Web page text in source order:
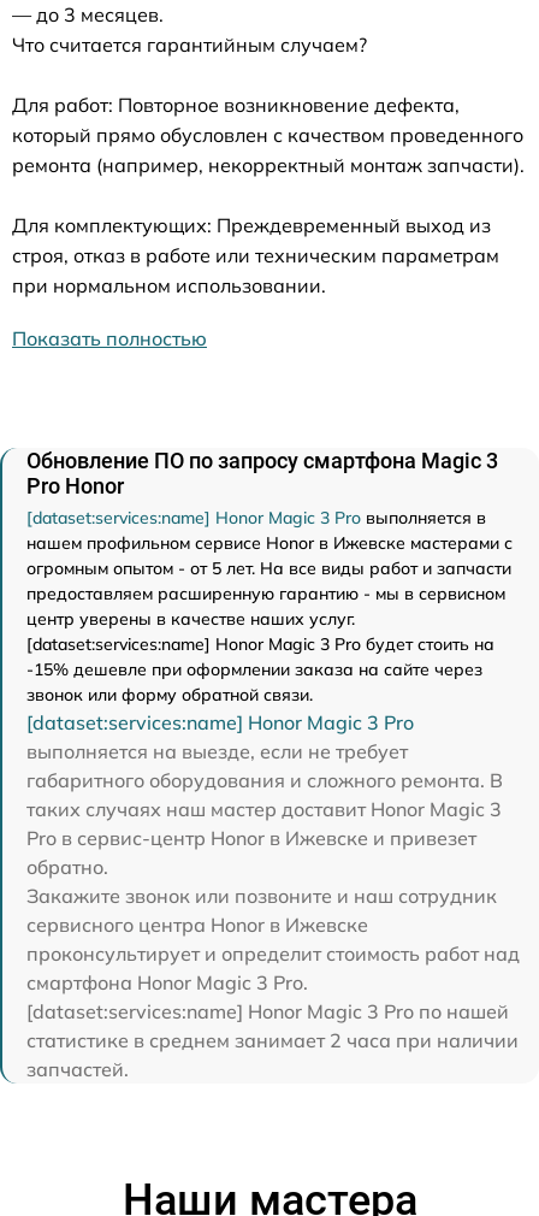
— до 3 месяцев.
Что считается гарантийным случаем?
Для работ: Повторное возникновение дефекта,
который прямо обусловлен с качеством проведенного
ремонта (например, некорректный монтаж запчасти).
Для комплектующих: Преждевременный выход из
строя, отказ в работе или техническим параметрам
при нормальном использовании.
Показать полностью
Обновление ПО по запросу смартфона Magic 3
Pro Honor
[dataset:services:name] Honor Magic 3 Pro выполняется в
нашем профильном сервисе Honor в Ижевске мастерами с
огромным опытом - от 5 лет. На все виды работ и запчасти
предоставляем расширенную гарантию - мы в сервисном
центр уверены в качестве наших услуг.
[dataset:services:name] Honor Magic 3 Pro будет стоить на
-15% дешевле при оформлении заказа на сайте через
звонок или форму обратной связи.
[dataset:services:name] Honor Magic 3 Pro
выполняется на выезде, если не требует
габаритного оборудования и сложного ремонта. В
таких случаях наш мастер доставит Honor Magic 3
Pro в сервис-центр Honor в Ижевске и привезет
обратно.
Закажите звонок или позвоните и наш сотрудник
сервисного центра Honor в Ижевске
проконсультирует и определит стоимость работ над
смартфона Honor Magic 3 Pro.
[dataset:services:name] Honor Magic 3 Pro по нашей
статистике в среднем занимает 2 часа при наличии
запчастей.
Наши мастера